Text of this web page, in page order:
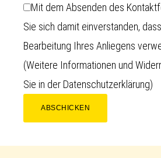
Mit dem Absenden des
Sie sich damit einverstanden,
Bearbeitung Ihres Anliegens
(Weitere Informationen und
Sie in der Datenschutzerklärung)
ABSCHICKEN